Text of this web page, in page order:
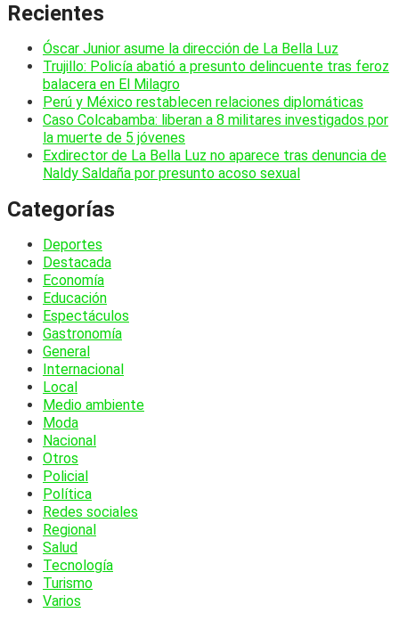
Recientes
Óscar Junior asume la dirección de La Bella Luz
Trujillo: Policía abatió a presunto delincuente tras feroz
balacera en El Milagro
Perú y México restablecen relaciones diplomáticas
Caso Colcabamba: liberan a 8 militares investigados por
la muerte de 5 jóvenes
Exdirector de La Bella Luz no aparece tras denuncia de
Naldy Saldaña por presunto acoso sexual
Categorías
Deportes
Destacada
Economía
Educación
Espectáculos
Gastronomía
General
Internacional
Local
Medio ambiente
Moda
Nacional
Otros
Policial
Política
Redes sociales
Regional
Salud
Tecnología
Turismo
Varios